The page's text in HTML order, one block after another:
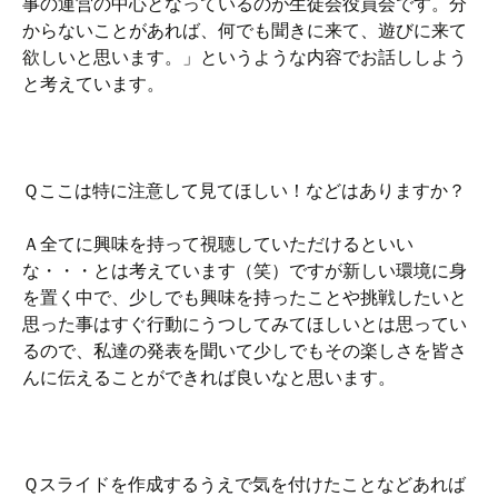
事の運営の中心となっているのが生徒会役員会です。分
からないことがあれば、何でも聞きに来て、遊びに来て
欲しいと思います。」というような内容でお話ししよう
と考えています。
Ｑここは特に注意して見てほしい！などはありますか？
Ａ全てに興味を持って視聴していただけるといい
な・・・とは考えています（笑）ですが新しい環境に身
を置く中で、少しでも興味を持ったことや挑戦したいと
思った事はすぐ行動にうつしてみてほしいとは思ってい
るので、私達の発表を聞いて少しでもその楽しさを皆さ
んに伝えることができれば良いなと思います。
Ｑスライドを作成するうえで気を付けたことなどあれば